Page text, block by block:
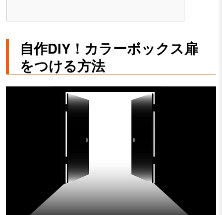
自作DIY！カラーボックス扉
をつける方法